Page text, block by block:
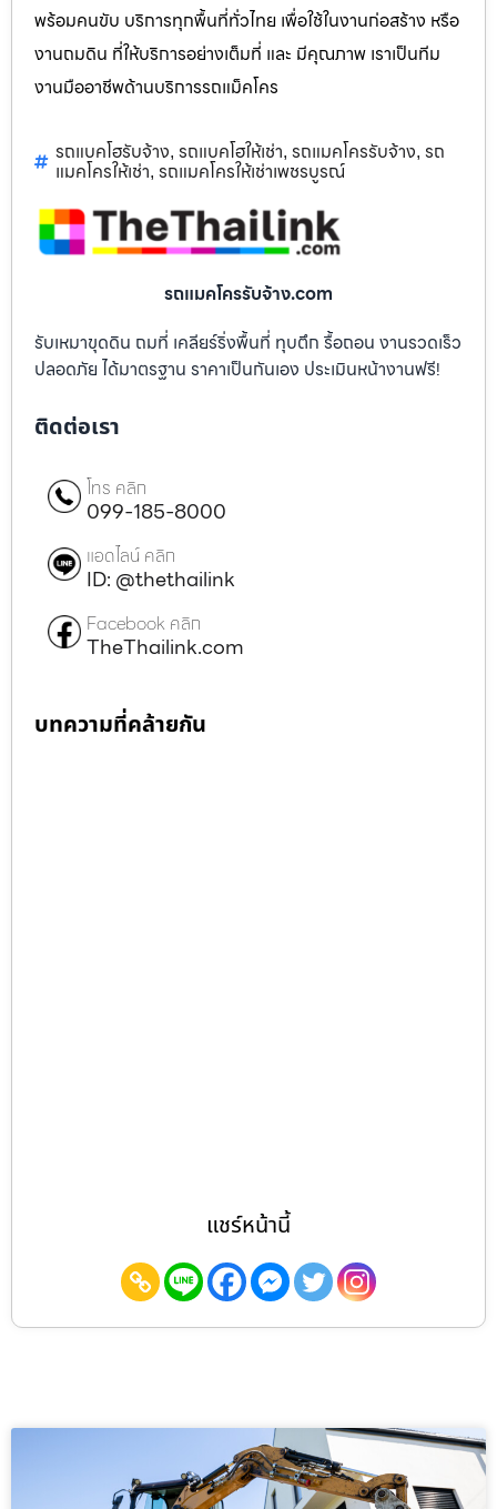
พร้อมคนขับ บริการทุกพื้นที่ทั่วไทย เพื่อใช้ในงานก่อสร้าง หรือ
งานถมดิน ที่ให้บริการอย่างเต็มที่ และ มีคุณภาพ เราเป็นทีม
งานมืออาชีพด้านบริการรถแม็คโคร
รถแบคโฮรับจ้าง, รถแบคโฮให้เช่า, รถแมคโครรับจ้าง, รถ
แมคโครให้เช่า, รถแมคโครให้เช่าเพชรบูรณ์
รถแมคโครรับจ้าง.com
รับเหมาขุดดิน ถมที่ เคลียร์ริ่งพื้นที่ ทุบตึก รื้อถอน งานรวดเร็ว
ปลอดภัย ได้มาตรฐาน ราคาเป็นกันเอง ประเมินหน้างานฟรี!
ติดต่อเรา
โทร คลิก
099-185-8000
แอดไลน์ คลิก
ID: @thethailink
Facebook คลิก
TheThailink.com
บทความที่คล้ายกัน
แชร์หน้านี้